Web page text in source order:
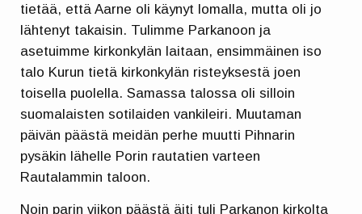
tietää, että Aarne oli käynyt lomalla, mutta oli jo
lähtenyt takaisin. Tulimme Parkanoon ja
asetuimme kirkonkylän laitaan, ensimmäinen iso
talo Kurun tietä kirkonkylän risteyksestä joen
toisella puolella. Samassa talossa oli silloin
suomalaisten sotilaiden vankileiri. Muutaman
päivän päästä meidän perhe muutti Pihnarin
pysäkin lähelle Porin rautatien varteen
Rautalammin taloon.
Noin parin viikon päästä äiti tuli Parkanon kirkolta